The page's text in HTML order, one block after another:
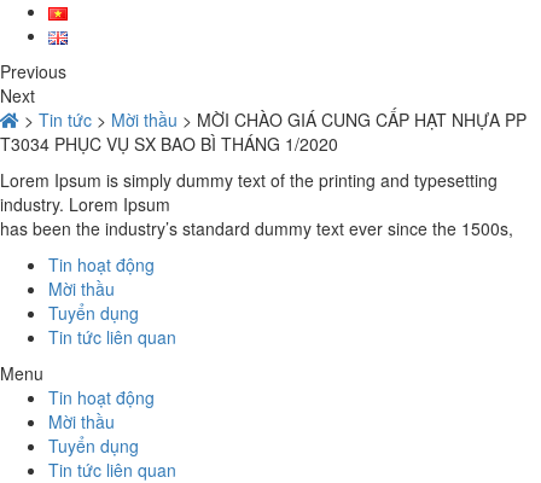
Previous
Next
> Tin tức > Mời thầu > MỜI CHÀO GIÁ CUNG CẤP HẠT NHỰA PP
T3034 PHỤC VỤ SX BAO BÌ THÁNG 1/2020
Lorem Ipsum is simply dummy text of the printing and typesetting
industry. Lorem Ipsum
has been the industry’s standard dummy text ever since the 1500s,
Tin hoạt động
Mời thầu
Tuyển dụng
Tin tức liên quan
Menu
Tin hoạt động
Mời thầu
Tuyển dụng
Tin tức liên quan